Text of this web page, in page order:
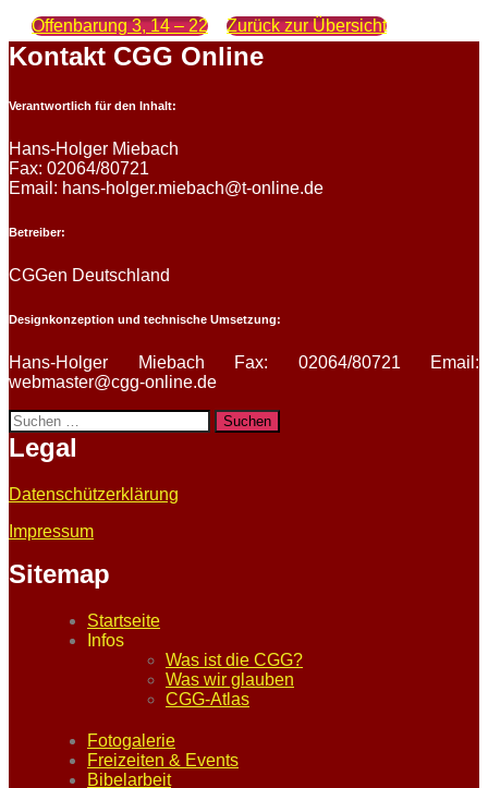
Offenbarung 3, 14 – 22
Zurück zur Übersicht
Kontakt CGG Online
Verantwortlich für den Inhalt:
Hans-Holger Miebach
Fax: 02064/80721
Email: hans-holger.miebach@t-online.de
Betreiber:
CGGen Deutschland
Designkonzeption und technische Umsetzung:
Hans-Holger Miebach Fax: 02064/80721 Email:
webmaster@cgg-online.de
Suchen
nach:
Legal
Datenschützerklärung
Impressum
Sitemap
Startseite
Infos
Was ist die CGG?
Was wir glauben
CGG-Atlas
Fotogalerie
Freizeiten & Events
Bibelarbeit